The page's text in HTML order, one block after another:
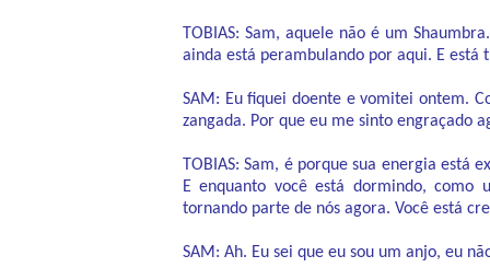
TOBIAS: Sam, aquele não é um
ainda está perambulando por aqui. E está
SAM: Eu fiquei doente e vomitei ontem.
zangada. Por que eu me sinto engraçado
TOBIAS: Sam, é porque sua energia
E enquanto você está dormindo, como
tornando parte de nós agora. Você está
SAM: Ah. Eu sei que eu sou um anjo, eu